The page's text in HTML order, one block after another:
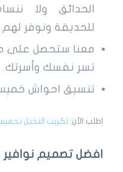
الحدائق ولا
للحديقة ونوفر
معنا ستحصل على
تسر نفسك وأسرتك.
تنسيق احواش
اطلب الآن: تكريب النخيل
افضل تصميم